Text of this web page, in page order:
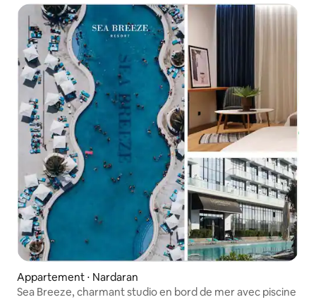
Appartement ⋅ Nardaran
Sea Breeze, charmant studio en bord de mer avec piscine